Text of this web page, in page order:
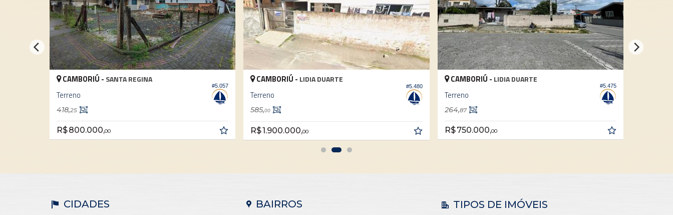
CAMBORIÚ -SANTA REGINA
R$ 800.000,00
CAMBORIÚ -LIDIA DUARTE
Terreno
R$ 1.900.000, 00
CAMBORIÚ -LIDIA DUARTE
Terreno
R$ 750.000,00
Terreno
R$ 750.000,
CIDADES BAIRROS TIPOS DE IMÓVEIS